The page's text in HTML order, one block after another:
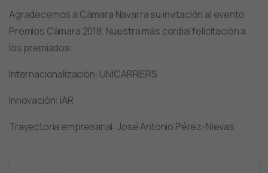
Agradecemos a Cámara Navarra su invitación al evento
Premios Cámara 2018. Nuestra más cordial felicitación a
los premiados:
Internacionalización: UNICARRIERS
Innovación: iAR
Trayectoria empresarial: José Antonio Pérez-Nievas